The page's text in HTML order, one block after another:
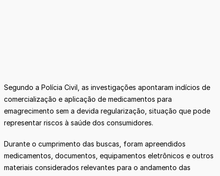
Segundo a Polícia Civil, as investigações apontaram indícios de
comercialização e aplicação de medicamentos para
emagrecimento sem a devida regularização, situação que pode
representar riscos à saúde dos consumidores.
Durante o cumprimento das buscas, foram apreendidos
medicamentos, documentos, equipamentos eletrônicos e outros
materiais considerados relevantes para o andamento das